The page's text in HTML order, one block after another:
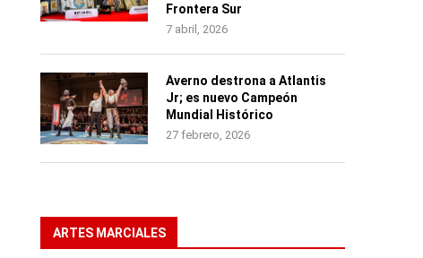
Frontera Sur
7 abril, 2026
Averno destrona a Atlantis
Jr; es nuevo Campeón
Mundial Histórico
27 febrero, 2026
ARTES MARCIALES